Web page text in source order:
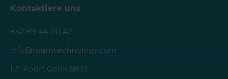
Kontaktiere uns
+32 89 44 00 42
info@roamtechnology.com
I.Z. Poort Genk 6835